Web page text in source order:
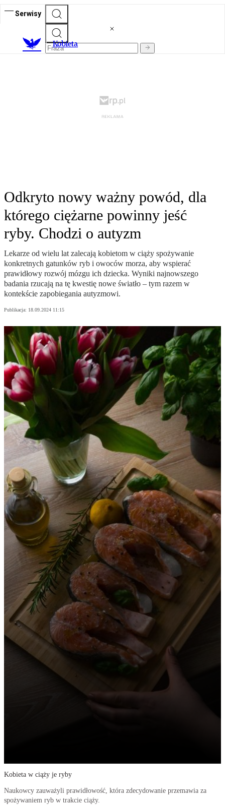
Serwisy
Kobieta
Odkryto nowy ważny powód, dla
którego ciężarne powinny jeść
ryby. Chodzi o autyzm
Lekarze od wielu lat zalecają kobietom w ciąży spożywanie
konkretnych gatunków ryb i owoców morza, aby wspierać
prawidłowy rozwój mózgu ich dziecka. Wyniki najnowszego
badania rzucają na tę kwestię nowe światło – tym razem w
kontekście zapobiegania autyzmowi.
Publikacja: 18.09.2024 11:15
Kobieta w ciąży je ryby
Naukowcy zauważyli prawidłowość, która zdecydowanie przemawia za
spożywaniem ryb w trakcie ciąży.